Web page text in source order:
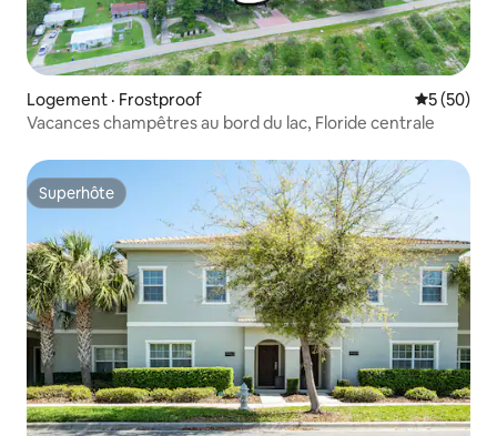
Logement · Frostproof Note
5 (50)
Vacances champêtres au bord du lac, Floride centrale
Superhôte
Superhôte